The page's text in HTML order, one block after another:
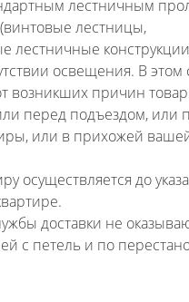
лестничным
лестницы,
лестничные конструкции
освещения. В этом
возникших причин товар
перед подъездом, или
или в прихожей
осуществляется до
доставки не
с петель и по